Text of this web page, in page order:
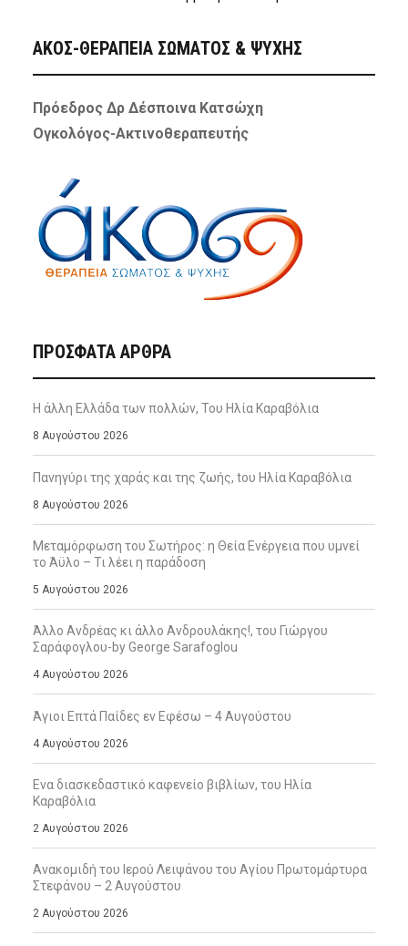
ΑΚΟΣ-ΘΕΡΑΠΕΙΑ ΣΩΜΑΤΟΣ & ΨΥΧΗΣ
Πρόεδρος Δρ Δέσποινα Κατσώχη
Ογκολόγος-Ακτινοθεραπευτής
ΠΡΌΣΦΑΤΑ ΆΡΘΡΑ
Η άλλη Ελλάδα των πολλών, Του Ηλία Καραβόλια
8 Αυγούστου 2026
Πανηγύρι της χαράς και της ζωής, tου Ηλία Καραβόλια
8 Αυγούστου 2026
Μεταμόρφωση του Σωτήρος: η Θεία Ενέργεια που υμνεί
το Άϋλο – Τι λέει η παράδοση
5 Αυγούστου 2026
Άλλο Ανδρέας κι άλλο Ανδρουλάκης!, του Γιώργου
Σαράφογλου-by George Sarafoglou
4 Αυγούστου 2026
Άγιοι Επτά Παίδες εν Εφέσω – 4 Αυγούστου
4 Αυγούστου 2026
Ενα διασκεδαστικό καφενείο βιβλίων, του Ηλία
Καραβόλια
2 Αυγούστου 2026
Ανακομιδή του Ιερού Λειψάνου του Αγίου Πρωτομάρτυρα
Στεφάνου – 2 Αυγούστου
2 Αυγούστου 2026